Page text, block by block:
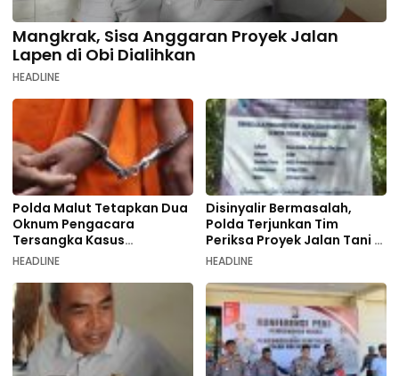
Mangkrak, Sisa Anggaran Proyek Jalan
Lapen di Obi Dialihkan
HEADLINE
Polda Malut Tetapkan Dua
Oknum Pengacara
Tersangka Kasus
Pemalsuan Dokumen
HEADLINE
Disinyalir Bermasalah,
Polda Terjunkan Tim
Periksa Proyek Jalan Tani di
Galala
HEADLINE